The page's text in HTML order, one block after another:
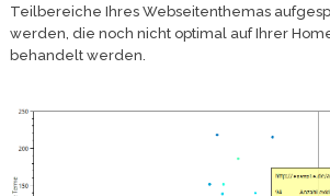
Teilbereiche Ihres Webseitenthemas
werden, die noch nicht optimal auf Ihrer
behandelt werden.